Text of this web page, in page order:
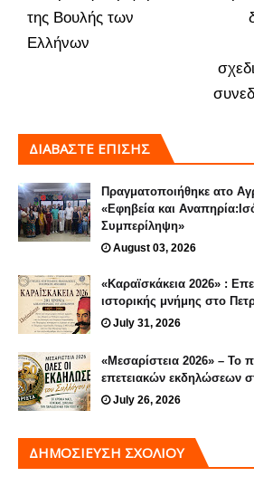
της Βουλής των
Ελλήνων
ΔΙΑΒΑΣΤΕ ΕΠΙΣΗΣ
Πραγματοποιήθηκε ατο
«Εφηβεία και
Συμπερίληψη»
August 03, 2026
«Καραϊσκάκεια 2026» :
ιστορικής μνήμης στο
July 31, 2026
«Μεσαρίστεια 2026» – Το
επετειακών εκδηλώσεων
July 26, 2026
ΔΗΜΟΣΊΕΥΣΗ ΣΧΟΛΊΟΥ